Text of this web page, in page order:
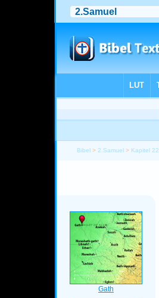
Bibel > 2.Samuel > Kapitel 22